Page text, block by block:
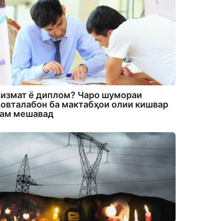
ё диплом? Чаро шумораи
ба мактабҳои олии кишвар
мешавад